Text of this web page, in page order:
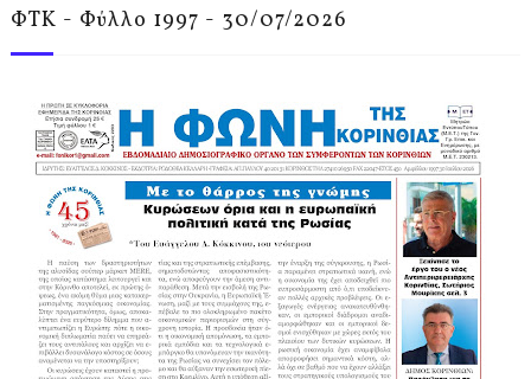
ΦΤΚ - Φύλλο 1997 - 30/07/2026